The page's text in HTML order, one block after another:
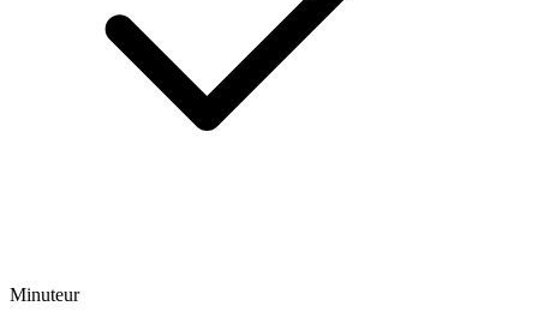
Minuteur